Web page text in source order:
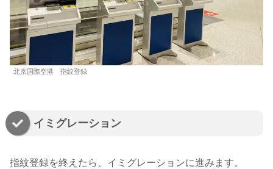
北京国際空港 指紋登録
イミグレーション
指紋登録を終えたら、イミグレーションに進みます。